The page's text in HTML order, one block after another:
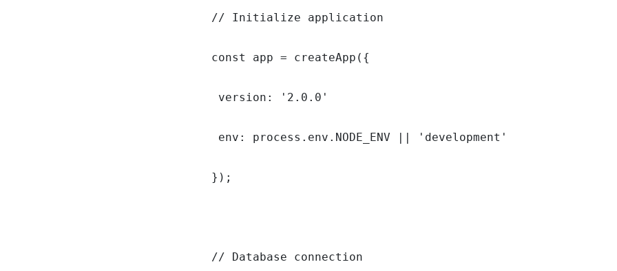
// Initialize application
const app = createApp({
version: '2.0.0'
env: process.env.NODE_ENV || 'development'
});
// Database connection